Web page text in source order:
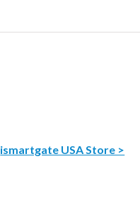
ismartgate USA Store >